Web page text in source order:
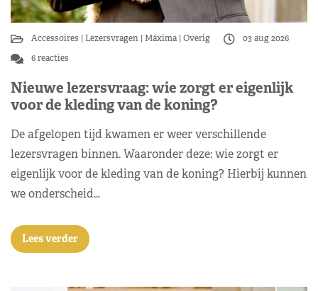
Accessoires Lezersvragen Máxima Overig
03 aug 2026
6 reacties
Nieuwe lezersvraag: wie zorgt er eigenlijk
voor de kleding van de koning?
De afgelopen tijd kwamen er weer verschillende
lezersvragen binnen. Waaronder deze: wie zorgt er
eigenlijk voor de kleding van de koning? Hierbij kunnen
we onderscheid…
Lees verder